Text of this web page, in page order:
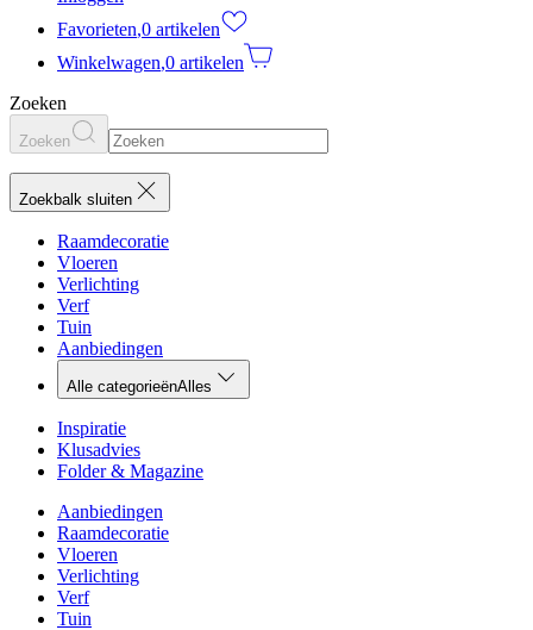
Favorieten,0 artikelen
Winkelwagen,0 artikelen
Zoeken
Zoeken
Zoekbalk sluiten
Raamdecoratie
Vloeren
Verlichting
Verf
Tuin
Aanbiedingen
Alle categorieënAlles
Inspiratie
Klusadvies
Folder & Magazine
Aanbiedingen
Raamdecoratie
Vloeren
Verlichting
Verf
Tuin